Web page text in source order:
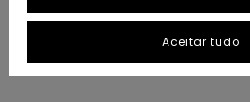
Aceitar tudo